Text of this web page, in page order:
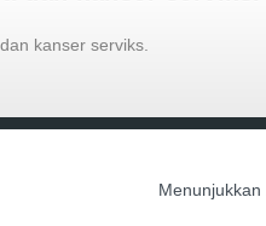
kanser serviks.
Menunjukkan